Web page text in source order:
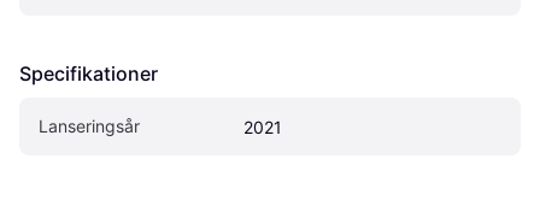
Specifikationer
Lanseringsår 2021